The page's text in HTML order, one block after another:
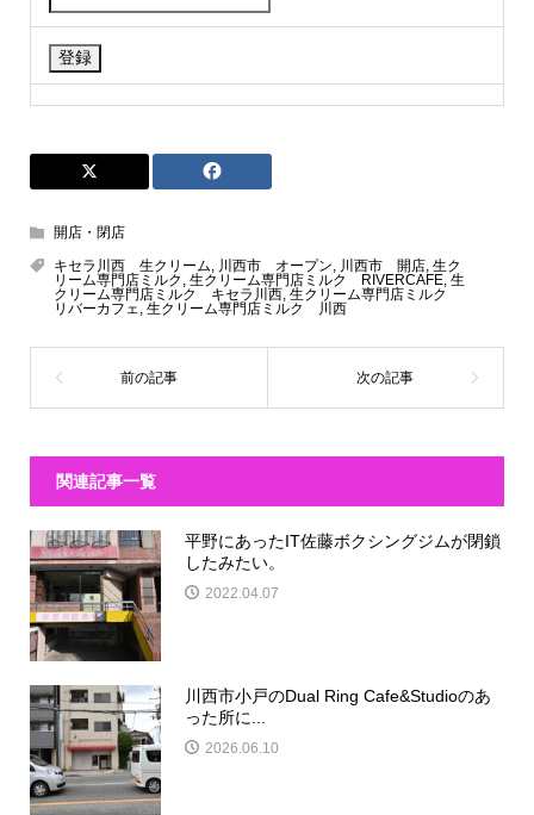
開店・閉店
キセラ川西 生クリーム, 川西市 オープン, 川西市 開店, 生ク
リーム専門店ミルク , 生クリーム専門店ミルク RIVERCAFE, 生
クリーム専門店ミルク キセラ川西, 生クリーム専門店ミルク
リバーカフェ, 生クリーム専門店ミルク 川西
関連記事一覧
平野にあったIT佐藤ボクシングジムが閉鎖
したみたい。
2022.04.07
川西市小戸のDual Ring Cafe&Studioのあ
った所に...
2026.06.10